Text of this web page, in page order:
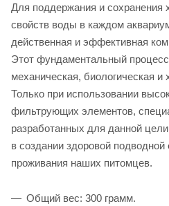
Для поддержания и сохранения
свойств воды в каждом
действенная и эффективная
Этот фундаментальный процесс
механическая, биологическая и
Только при использовании
фильтрующих элементов,
разработанных для данной
в создании здоровой
проживания наших питомцев.
Общий вес: 300 грамм.